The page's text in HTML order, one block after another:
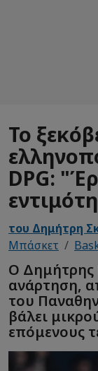
Το
DPG:
του Δημήτρη
Μπάσκετ
Ο Δημήτρης
ανάρτηση,
του
βάλει
επόμενους